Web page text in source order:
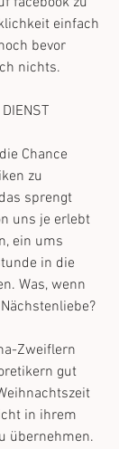
einfach
bevor
nichts.
Chance
zu
sprengt
uns je erlebt
ein ums
in die
Was, wenn
Zweiflern
gut
in ihrem
übernehmen.